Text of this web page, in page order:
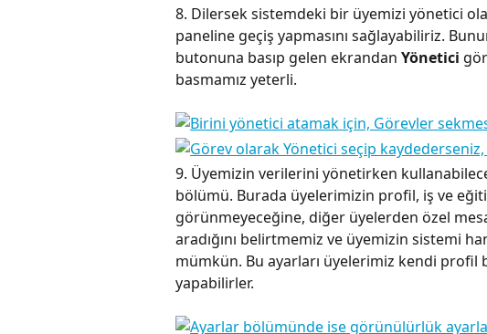
8. Dilersek sistemdeki bir üyemizi yönetici
paneline geçiş yapmasını sağlayabiliriz.
butonuna basıp gelen ekrandan Yönetici
basmamız yeterli.
9. Üyemizin verilerini yönetirken
bölümü. Burada üyelerimizin profil, iş ve
görünmeyeceğine, diğer üyelerden özel
aradığını belirtmemiz ve üyemizin sistemi
mümkün. Bu ayarları üyelerimiz kendi profil
yapabilirler.